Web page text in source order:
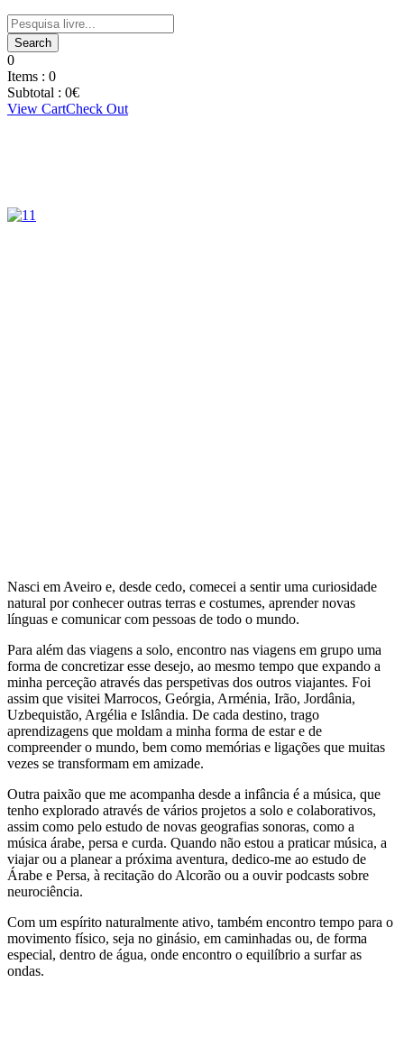
0
Items : 0
Subtotal : 0€
View CartCheck Out
Nasci em Aveiro e, desde cedo, comecei a sentir uma curiosidade
natural por conhecer outras terras e costumes, aprender novas
línguas e comunicar com pessoas de todo o mundo.
Para além das viagens a solo, encontro nas viagens em grupo uma
forma de concretizar esse desejo, ao mesmo tempo que expando a
minha perceção através das perspetivas dos outros viajantes. Foi
assim que visitei Marrocos, Geórgia, Arménia, Irão, Jordânia,
Uzbequistão, Argélia e Islândia. De cada destino, trago
aprendizagens que moldam a minha forma de estar e de
compreender o mundo, bem como memórias e ligações que muitas
vezes se transformam em amizade.
Outra paixão que me acompanha desde a infância é a música, que
tenho explorado através de vários projetos a solo e colaborativos,
assim como pelo estudo de novas geografias sonoras, como a
música árabe, persa e curda. Quando não estou a praticar música, a
viajar ou a planear a próxima aventura, dedico-me ao estudo de
Árabe e Persa, à recitação do Alcorão ou a ouvir podcasts sobre
neurociência.
Com um espírito naturalmente ativo, também encontro tempo para o
movimento físico, seja no ginásio, em caminhadas ou, de forma
especial, dentro de água, onde encontro o equilíbrio a surfar as
ondas.